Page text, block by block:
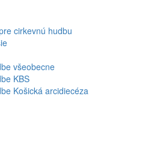
cirkevnú hudbu
všeobecne
KBS
Košická arcidiecéza